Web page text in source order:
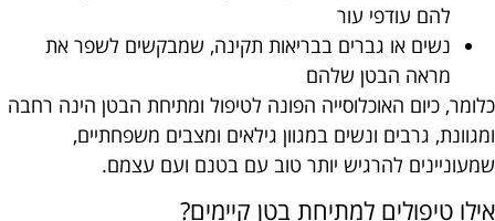
להם עודפי עור
נשים או גברים בבריאות תקינה, שמבקשים לשפר את
מראה הבטן שלהם
כלומר, כיום האוכלוסייה הפונה לטיפול ומתיחת הבטן הינה רחבה
ומגוונת, גרבים ונשים במגוון גילאים ומצבים משפחתיים,
שמעוניינים להרגיש יותר טוב עם בטנם ועם עצמם.
אילו טיפולים למתיחת בטן קיימים?